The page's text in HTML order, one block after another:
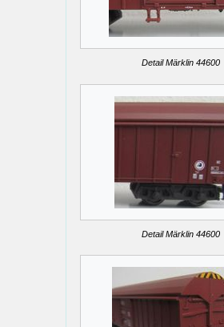
Detail Märklin 44600
Detail Märklin 44600